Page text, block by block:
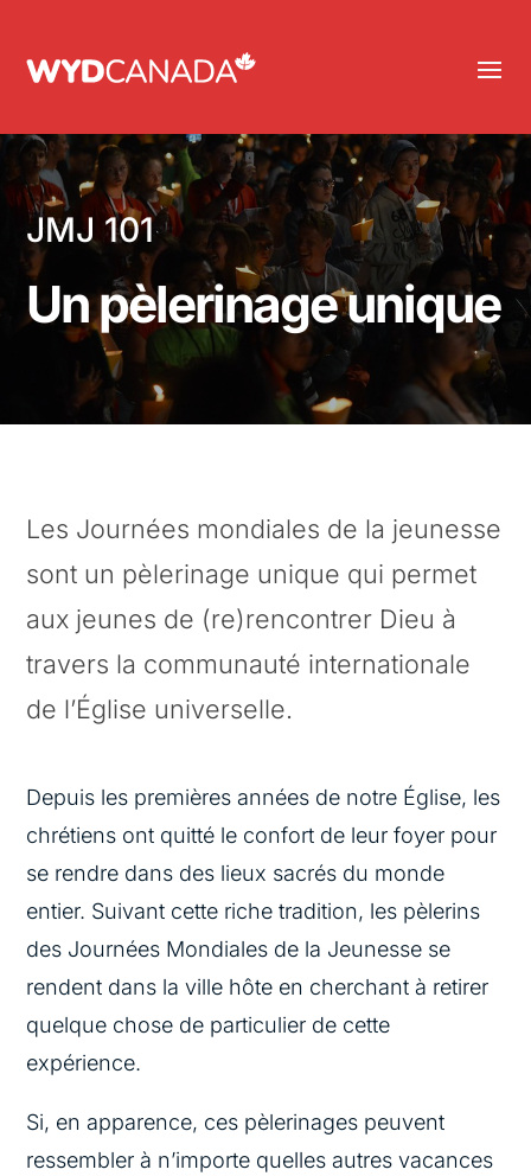
JMJ 101
Un pèlerinage unique
Les Journées mondiales de la jeunesse
sont un pèlerinage unique qui permet
aux jeunes de (re)rencontrer Dieu à
travers la communauté internationale
de l’Église universelle.
Depuis les premières années de notre Église, les
chrétiens ont quitté le confort de leur foyer pour
se rendre dans des lieux sacrés du monde
entier. Suivant cette riche tradition, les pèlerins
des Journées Mondiales de la Jeunesse se
rendent dans la ville hôte en cherchant à retirer
quelque chose de particulier de cette
expérience.
Si, en apparence, ces pèlerinages peuvent
ressembler à n’importe quelles autres vacances